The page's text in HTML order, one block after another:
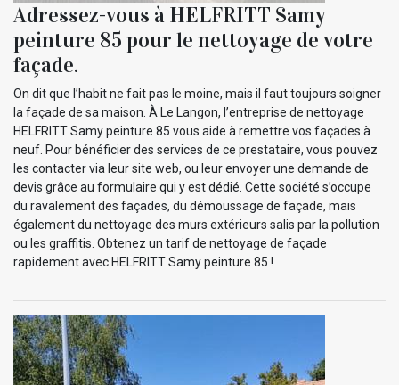
Adressez-vous à HELFRITT Samy
peinture 85 pour le nettoyage de votre
façade.
On dit que l’habit ne fait pas le moine, mais il faut toujours soigner
la façade de sa maison. À Le Langon, l’entreprise de nettoyage
HELFRITT Samy peinture 85 vous aide à remettre vos façades à
neuf. Pour bénéficier des services de ce prestataire, vous pouvez
les contacter via leur site web, ou leur envoyer une demande de
devis grâce au formulaire qui y est dédié. Cette société s’occupe
du ravalement des façades, du démoussage de façade, mais
également du nettoyage des murs extérieurs salis par la pollution
ou les graffitis. Obtenez un tarif de nettoyage de façade
rapidement avec HELFRITT Samy peinture 85 !